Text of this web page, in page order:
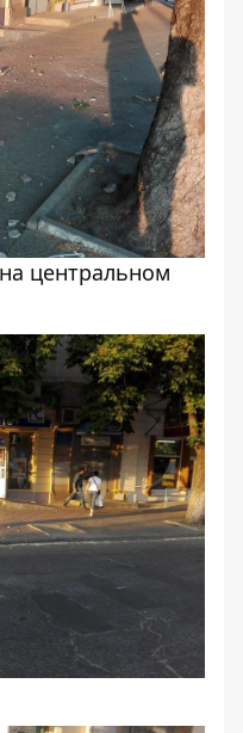
центральном